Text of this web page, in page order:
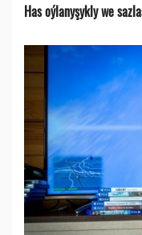
Has oýlanyşykly we